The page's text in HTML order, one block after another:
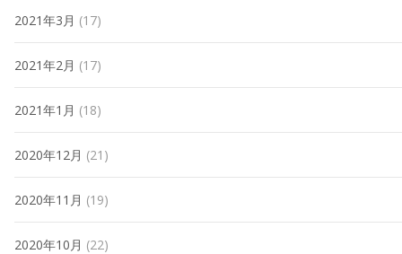
2021年3月 (17)
2021年2月 (17)
2021年1月 (18)
2020年12月 (21)
2020年11月 (19)
2020年10月 (22)